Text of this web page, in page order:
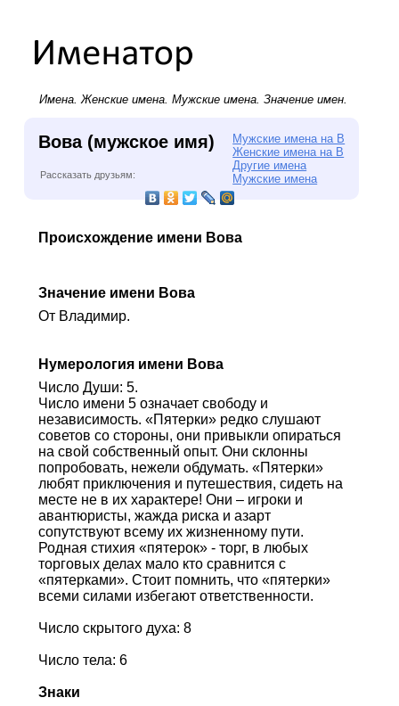
Имена.Женские имена. Мужские имена. Значение имен.
Вова (мужское имя)
Мужские имена на В
Женские имена на В
Другие имена
Мужские имена
Рассказать друзьям:
Происхождение имени Вова
Значение имени Вова
От Владимир.
Нумерология имени Вова
Число Души: 5.
Число имени 5 означает свободу и
независимость. «Пятерки» редко слушают
советов со стороны, они привыкли опираться
на свой собственный опыт. Они склонны
попробовать, нежели обдумать. «Пятерки»
любят приключения и путешествия, сидеть на
месте не в их характере! Они – игроки и
авантюристы, жажда риска и азарт
сопутствуют всему их жизненному пути.
Родная стихия «пятерок» - торг, в любых
торговых делах мало кто сравнится с
«пятерками». Стоит помнить, что «пятерки»
всеми силами избегают ответственности.
Число скрытого духа: 8
Число тела: 6
Знаки